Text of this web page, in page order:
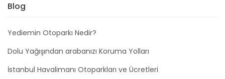
Blog
Yediemin Otoparkı Nedir?
Dolu Yağışından arabanızı Koruma Yolları
İstanbul Havalimanı Otoparkları ve Ücretleri